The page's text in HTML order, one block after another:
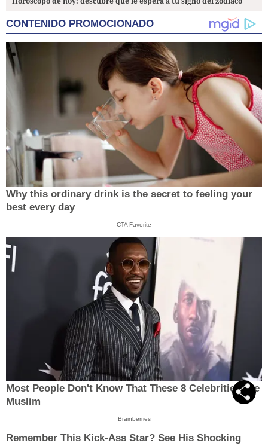
CONTENIDO PROMOCIONADO
Why this ordinary drink is the secret to feeling your
best every day
CTA Favorite
Most People Don't Know That These 8 Celebrities Are
Muslim
Brainberries
Remember This Kick-Ass Star? See His Shocking